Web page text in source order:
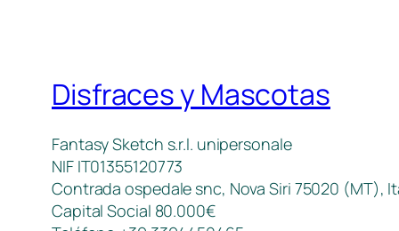
Disfraces y Mascotas
Fantasy Sketch s.r.l. unipersonale
NIF IT01355120773
Contrada ospedale snc, Nova Siri 75020 (MT),
Capital Social 80.000€